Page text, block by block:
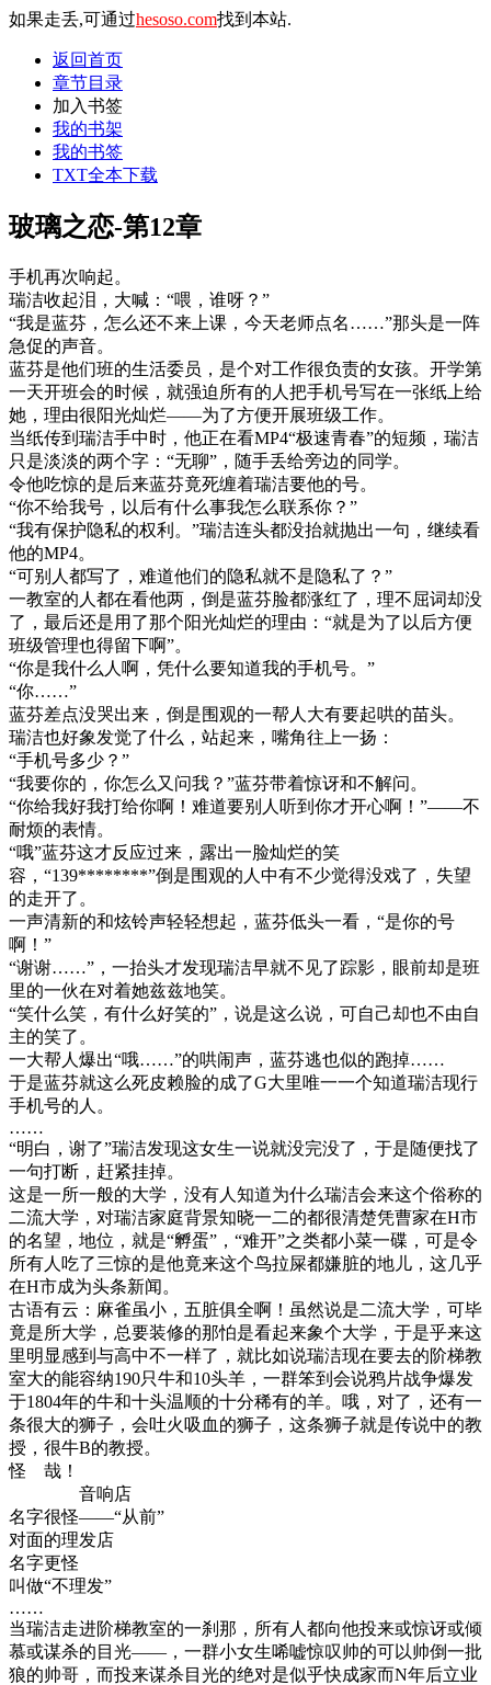
如果走丢,可通过hesoso.com找到本站.
返回首页
章节目录
加入书签
我的书架
我的书签
TXT全本下载
玻璃之恋-第12章
手机再次响起。
瑞洁收起泪，大喊：“喂，谁呀？”
“我是蓝芬，怎么还不来上课，今天老师点名……”那头是一阵
急促的声音。
蓝芬是他们班的生活委员，是个对工作很负责的女孩。开学第
一天开班会的时候，就强迫所有的人把手机号写在一张纸上给
她，理由很阳光灿烂——为了方便开展班级工作。
当纸传到瑞洁手中时，他正在看MP4“极速青春”的短频，瑞洁
只是淡淡的两个字：“无聊”，随手丢给旁边的同学。
令他吃惊的是后来蓝芬竟死缠着瑞洁要他的号。
“你不给我号，以后有什么事我怎么联系你？”
“我有保护隐私的权利。”瑞洁连头都没抬就抛出一句，继续看
他的MP4。
“可别人都写了，难道他们的隐私就不是隐私了？”
一教室的人都在看他两，倒是蓝芬脸都涨红了，理不屈词却没
了，最后还是用了那个阳光灿烂的理由：“就是为了以后方便
班级管理也得留下啊”。
“你是我什么人啊，凭什么要知道我的手机号。”
“你……”
蓝芬差点没哭出来，倒是围观的一帮人大有要起哄的苗头。
瑞洁也好象发觉了什么，站起来，嘴角往上一扬：
“手机号多少？”
“我要你的，你怎么又问我？”蓝芬带着惊讶和不解问。
“你给我好我打给你啊！难道要别人听到你才开心啊！”——不
耐烦的表情。
“哦”蓝芬这才反应过来，露出一脸灿烂的笑
容，“139********”倒是围观的人中有不少觉得没戏了，失望
的走开了。
一声清新的和炫铃声轻轻想起，蓝芬低头一看，“是你的号
啊！”
“谢谢……”，一抬头才发现瑞洁早就不见了踪影，眼前却是班
里的一伙在对着她兹兹地笑。
“笑什么笑，有什么好笑的”，说是这么说，可自己却也不由自
主的笑了。
一大帮人爆出“哦……”的哄闹声，蓝芬逃也似的跑掉……
于是蓝芬就这么死皮赖脸的成了G大里唯一一个知道瑞洁现行
手机号的人。
……
“明白，谢了”瑞洁发现这女生一说就没完没了，于是随便找了
一句打断，赶紧挂掉。
这是一所一般的大学，没有人知道为什么瑞洁会来这个俗称的
二流大学，对瑞洁家庭背景知晓一二的都很清楚凭曹家在H市
的名望，地位，就是“孵蛋”，“难开”之类都小菜一碟，可是令
所有人吃了三惊的是他竟来这个鸟拉屎都嫌脏的地儿，这几乎
在H市成为头条新闻。
古语有云：麻雀虽小，五脏俱全啊！虽然说是二流大学，可毕
竟是所大学，总要装修的那怕是看起来象个大学，于是乎来这
里明显感到与高中不一样了，就比如说瑞洁现在要去的阶梯教
室大的能容纳190只牛和10头羊，一群笨到会说鸦片战争爆发
于1804年的牛和十头温顺的十分稀有的羊。哦，对了，还有一
条很大的狮子，会吐火吸血的狮子，这条狮子就是传说中的教
授，很牛B的教授。
怪 哉！
音响店
名字很怪——“从前”
对面的理发店
名字更怪
叫做“不理发”
……
当瑞洁走进阶梯教室的一刹那，所有人都向他投来或惊讶或倾
慕或谋杀的目光——，一群小女生唏嘘惊叹帅的可以帅倒一批
狼的帅哥，而投来谋杀目光的绝对是似乎快成家而N年后立业